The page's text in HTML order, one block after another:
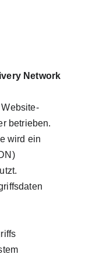
Network
betrieben.
wird ein